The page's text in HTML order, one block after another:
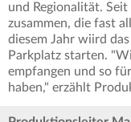
und Regionalität.
zusammen, die fast
diesem Jahr wiird
Parkplatz starten.
empfangen und so
haben," erzählt